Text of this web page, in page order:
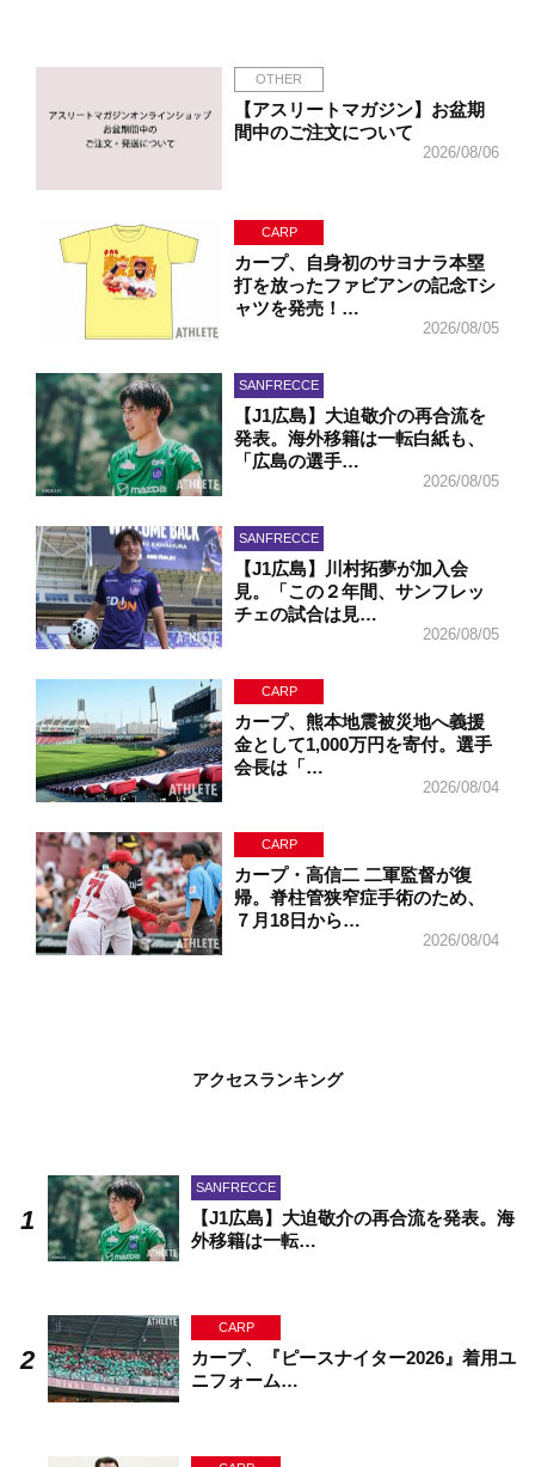
OTHER
【アスリートマガジン】お盆期
間中のご注文について
2026/08/06
CARP
カープ、自身初のサヨナラ本塁
打を放ったファビアンの記念Tシ
ャツを発売！…
2026/08/05
SANFRECCE
【J1広島】大迫敬介の再合流を
発表。海外移籍は一転白紙も、
「広島の選手…
2026/08/05
SANFRECCE
【J1広島】川村拓夢が加入会
見。「この２年間、サンフレッ
チェの試合は見…
2026/08/05
CARP
カープ、熊本地震被災地へ義援
金として1,000万円を寄付。選手
会長は「…
2026/08/04
CARP
カープ・高信二 二軍監督が復
帰。脊柱管狭窄症手術のため、
７月18日から…
2026/08/04
アクセスランキング
SANFRECCE
【J1広島】大迫敬介の再合流を発表。海
外移籍は一転…
CARP
カープ、『ピースナイター2026』着用ユ
ニフォーム…